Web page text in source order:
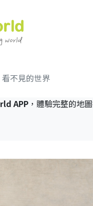
不見的世界
APP，體驗完整的地